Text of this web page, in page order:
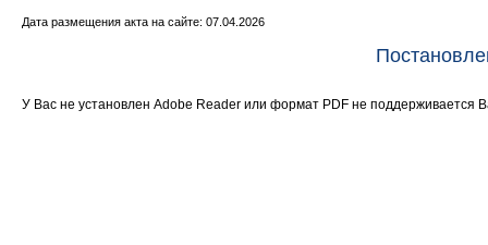
Дата размещения акта на сайте: 07.04.2026
У Вас не установлен Adobe Reader или формат PDF не поддерживается